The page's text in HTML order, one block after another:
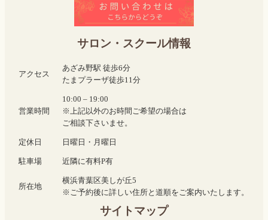
サロン・スクール情報
アクセス
あざみ野駅 徒歩6分
たまプラーザ徒歩11分
営業時間
10:00 – 19:00
※上記以外のお時間ご希望の場合は
ご相談下さいませ。
定休日 日曜日・月曜日
駐車場 近隣に有料P有
所在地
横浜青葉区美しが丘5
※ご予約後に詳しい住所と道順をご案内いたします。
サイトマップ